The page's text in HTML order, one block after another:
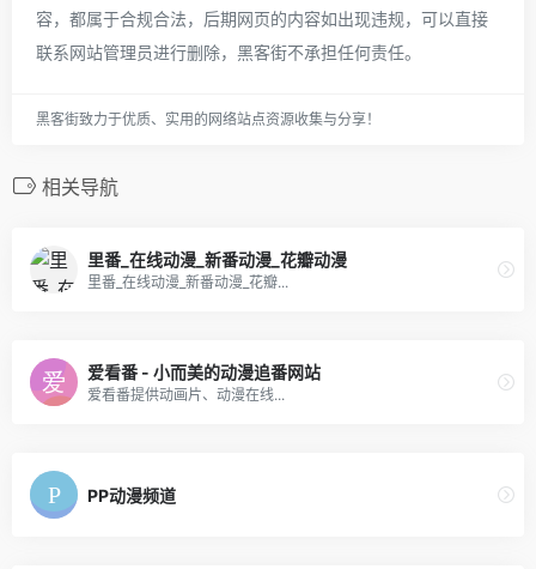
容，都属于合规合法，后期网页的内容如出现违规，可以直接
联系网站管理员进行删除，黑客街不承担任何责任。
黑客街致力于优质、实用的网络站点资源收集与分享！
相关导航
里番_在线动漫_新番动漫_花瓣动漫
里番_在线动漫_新番动漫_花瓣...
爱看番 - 小而美的动漫追番网站
爱看番提供动画片、动漫在线...
PP动漫频道